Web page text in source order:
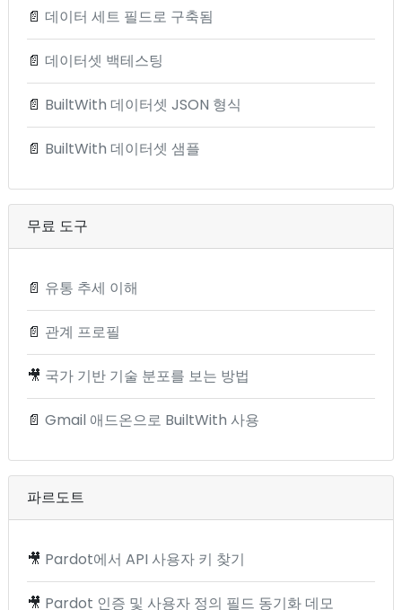
📄 데이터 세트 필드로 구축됨
📄 데이터셋 백테스팅
📄 BuiltWith 데이터셋 JSON 형식
📄 BuiltWith 데이터셋 샘플
무료 도구
📄 유통 추세 이해
📄 관계 프로필
🎥 국가 기반 기술 분포를 보는 방법
📄 Gmail 애드온으로 BuiltWith 사용
파르도트
🎥 Pardot에서 API 사용자 키 찾기
🎥 Pardot 인증 및 사용자 정의 필드 동기화 데모